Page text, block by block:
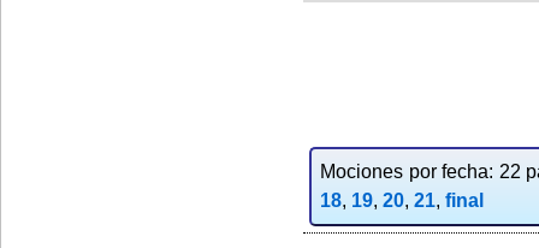
Mociones por fecha: 22
18, 19, 20, 21, final